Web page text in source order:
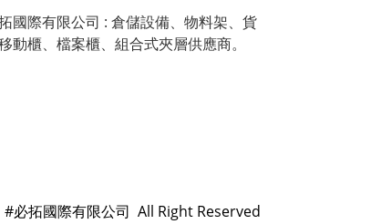
拓國際有限公司 All Right Reserved